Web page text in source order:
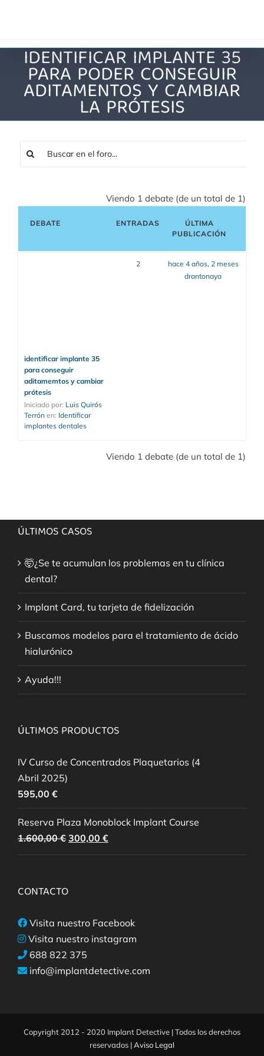
IDENTIFICAR IMPLANTE 35
PARA PODER CONSEGUIR
ADITAMENTOS Y CAMBIAR
LA PRÓTESIS
Viendo 1 debate (de un total de 1)
DEBATE ENTRADAS
ÚLTIMA
PUBLICACIÓN
identificar implante 35
para conseguir
aditamemtos y cambiar
prótesis
Iniciado por: Luis Quirós
Terrón en: Identificar
implantes dentales
2
hace 4 años, 2 meses
drantonaya
Viendo 1 debate (de un total de 1)
ÚLTIMOS CASOS
🤯¿Se te acumulan los problemas en tu clínica
dental?
Implant Card, tu tarjeta de fidelización
Buscamos modelos para el tratamiento de ácido
hialurónico
Ayuda!!!
ÚLTIMOS PRODUCTOS
IV Curso de Concentrados Plaquetarios (4
Abril 2025)
595,00 €
Reserva Plaza Monoblock Implant Course
1.600,00€ El
precio
300,00 €El
precio
CONTACTO
Visita nuestro Facebook
Visita nuestro instagram
688 822 375
info@implantdetective.com
Copyright 2012 - 2020 Implant Detective | Todos los derechos
reservados |Aviso Legal